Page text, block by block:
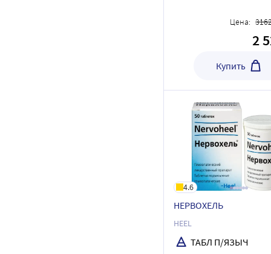
Цена:
2
Купить
4.6
НЕРВОХЕЛЬ
HEEL
ТАБЛ П/ЯЗЫЧ